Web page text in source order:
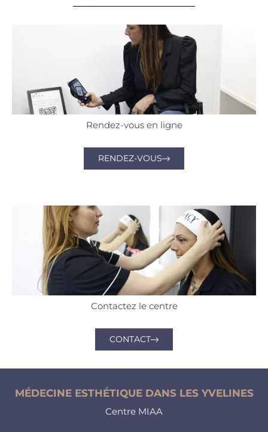
Rendez-vous en ligne
RENDEZ-VOUS
Contactez le centre
CONTACT
MÉDECINE ESTHÉTIQUE DANS LES YVELINES
Centre MIAA